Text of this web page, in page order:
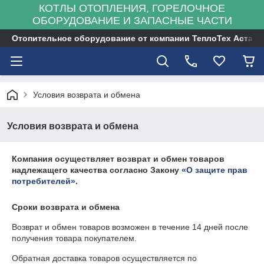
КОТЛЫ ОТОПЛЕНИЯ, ГОРЕЛОЧНОЕ
ОБОРУДОВАНИЕ И ЗАПАСНЫЕ ЧАСТИ
Отопительное оборудование от компании ТеплоТех Астана
Условия возврата и обмена
Условия возврата и обмена
Компания осуществляет возврат и обмен товаров
надлежащего качества согласно Закону «О защите прав
потребителей».
Сроки возврата и обмена
Возврат и обмен товаров возможен в течение 14 дней после
получения товара покупателем.
Обратная доставка товаров осуществляется по